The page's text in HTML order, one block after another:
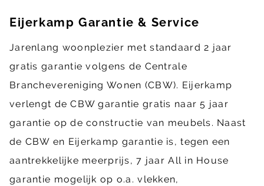
Eijerkamp Garantie & Service
Jarenlang woonplezier met standaard 2 jaar
gratis garantie volgens de Centrale
Branchevereniging Wonen (CBW). Eijerkamp
verlengt de CBW garantie gratis naar 5 jaar
garantie op de constructie van meubels. Naast
de CBW en Eijerkamp garantie is, tegen een
aantrekkelijke meerprijs, 7 jaar All in House
garantie mogelijk op o.a. vlekken,